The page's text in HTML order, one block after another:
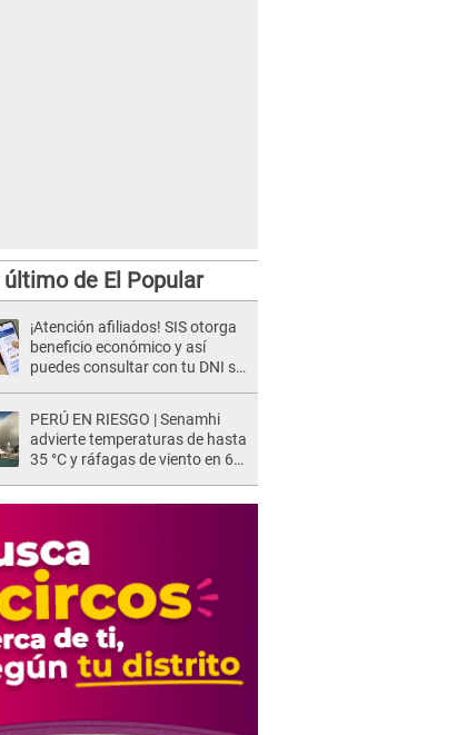
último de El Popular
¡Atención afiliados! SIS otorga
beneficio económico y así
puedes consultar con tu DNI si
PERÚ EN RIESGO | Senamhi
advierte temperaturas de hasta
35 °C y ráfagas de viento en 6